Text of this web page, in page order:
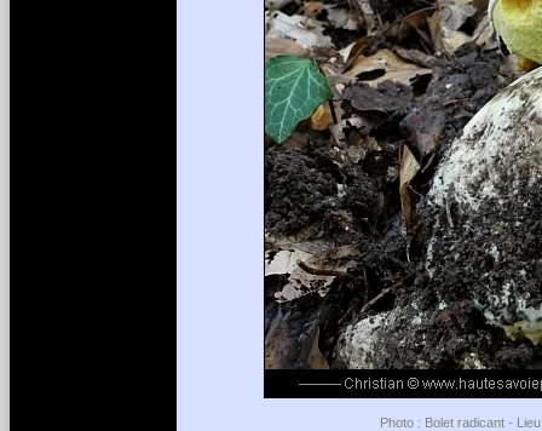
Photo : Bolet radicant -